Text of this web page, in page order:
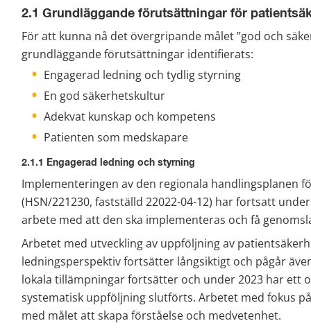
2.1 Grundläggande förutsättningar för
För att kunna nå det övergripande målet ”god och
grundläggande förutsättningar identifierats:
Engagerad ledning och tydlig styrning
En god säkerhetskultur
Adekvat kunskap och kompetens
Patienten som medskapare
2.1.1 Engagerad ledning och styrning
Implementeringen av den regionala handlingsplanen
(HSN/221230, fastställd 22022-04-12) har fortsatt
arbete med att den ska implementeras och få
Arbetet med utveckling av uppföljning av
ledningsperspektiv fortsätter långsiktigt och pågår
lokala tillämpningar fortsätter och under 2023 har ett
systematisk uppföljning slutförts. Arbetet med fokus
med målet att skapa förståelse och medvetenhet.